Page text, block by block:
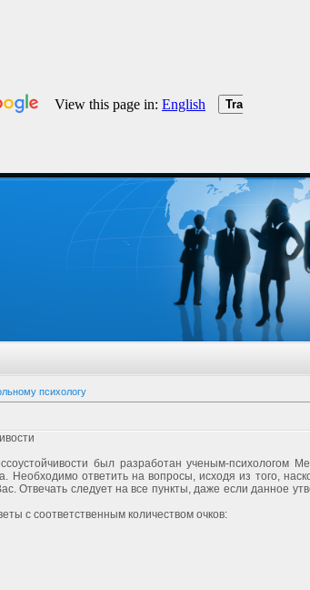
психологу
был разработан ученым-психологом
Необходимо ответить на вопросы, исходя из того,
Отвечать следует на все пункты, даже если данное
с соответственным количеством очков: